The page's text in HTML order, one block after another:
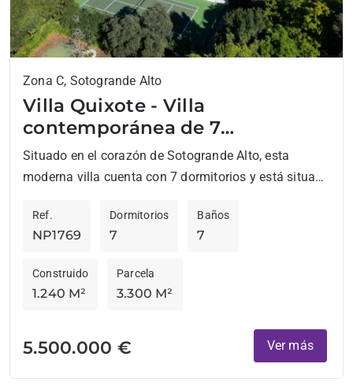
Zona C, Sotogrande Alto
Villa Quixote - Villa
contemporánea de 7
dormitorios en venta en
Sotogrande Alto
Situado en el corazón de Sotogrande Alto, esta
moderna villa cuenta con 7 dormitorios y está situada
NP1769
Ref.
7
Dormitorios
7
Baños
1.240 M²
Construido
3.300 M²
Parcela
5.500.000 € Ver más